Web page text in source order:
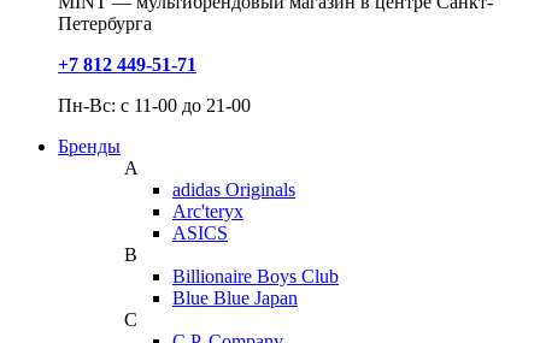
Петербурга
+7 812 449-51-71
Пн-Вс: с 11-00 до 21-00
Бренды
A
adidas Originals
Arc'teryx
ASICS
B
Billionaire Boys Club
Blue Blue Japan
C